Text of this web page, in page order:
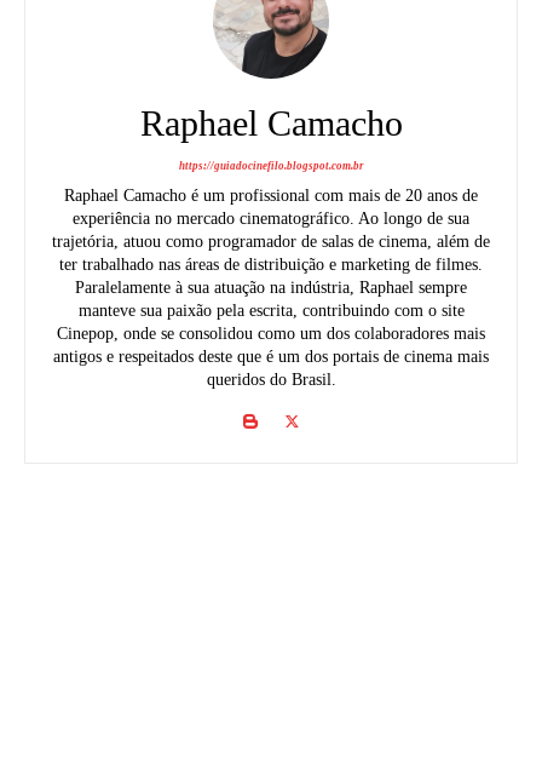
Raphael Camacho
https://guiadocinefilo.blogspot.com.br
Raphael Camacho é um profissional com mais de 20 anos de
experiência no mercado cinematográfico. Ao longo de sua
trajetória, atuou como programador de salas de cinema, além de
ter trabalhado nas áreas de distribuição e marketing de filmes.
Paralelamente à sua atuação na indústria, Raphael sempre
manteve sua paixão pela escrita, contribuindo com o site
Cinepop, onde se consolidou como um dos colaboradores mais
antigos e respeitados deste que é um dos portais de cinema mais
queridos do Brasil.